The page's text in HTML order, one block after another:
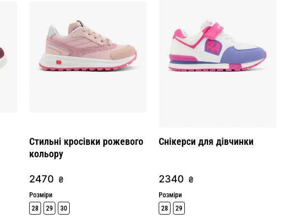
Стильні кросівки рожевого
кольору
2470 ₴
Розміри
28
29 30
Снікерси для дівчинки
2340 ₴
Розміри
28
29